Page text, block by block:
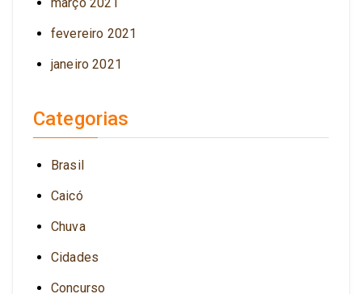
março 2021
fevereiro 2021
janeiro 2021
Categorias
Brasil
Caicó
Chuva
Cidades
Concurso